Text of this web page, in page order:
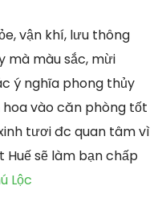
vận khí, lưu thông
mà màu sắc, mừi
ý nghĩa phong thủy
vào căn phòng tốt
tươi đc quan tâm vì
Huế sẽ làm bạn chấp
Lộc